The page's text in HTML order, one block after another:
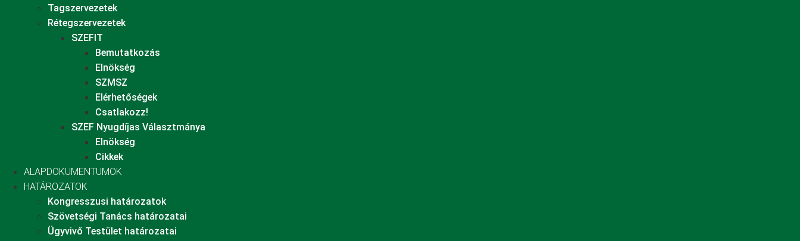
Tagszervezetek
Rétegszervezetek
SZEFIT
Bemutatkozás
Elnökség
SZMSZ
Elérhetőségek
Csatlakozz!
SZEF Nyugdíjas Választmánya
Elnökség
Cikkek
ALAPDOKUMENTUMOK
HATÁROZATOK
Kongresszusi határozatok
Szövetségi Tanács határozatai
Ügyvivő Testület határozatai